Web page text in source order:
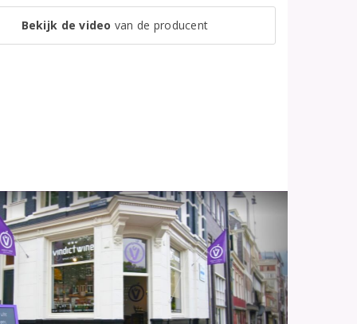
Bekijk de video van de producent